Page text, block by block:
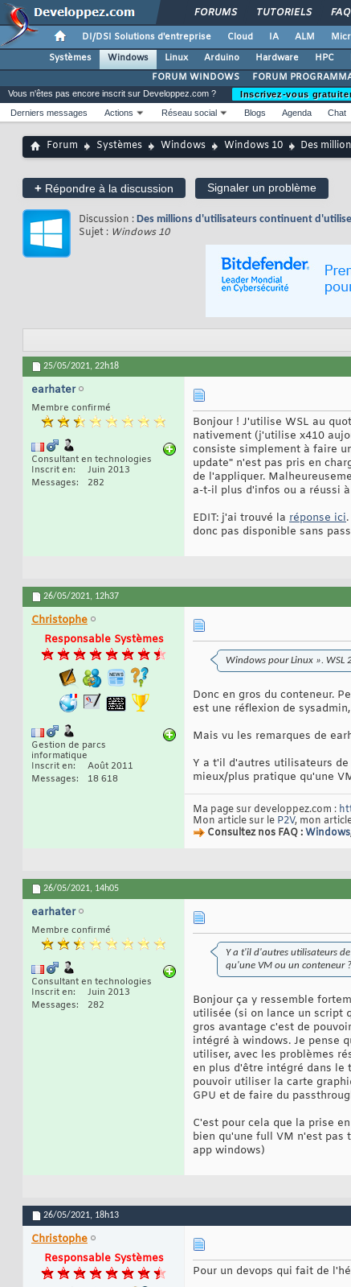
FORUMS TUTORIELS FAQ
DI/DSI Solutions d'entreprise Cloud IA ALM
Systèmes
Windows Linux Arduino Hardware HPC
FORUM WINDOWS
FORUM
Vous n'êtes pas encore inscrit sur Developpez.com ?
Inscrivez-vous
Derniers messages
Actions Réseau social Blogs Agenda Chat
Forum Systèmes Windows Windows 10 Des
+ Répondre à la discussion Signaler un problème
Discussion : Des millions d'utilisateurs continuent
Sujet : Windows 10
25/05/2021, 22h18
earhater
Membre confirmé
Consultant en technologies
Inscrit en
Juin 2013
Messages
282
Bonjour ! J'utilise WSL au
nativement (j'utilise x410
consiste simplement à faire
update" n'est pas pris en
de l'appliquer.
a-t-il plus d'infos ou a réussi
EDIT: j'ai trouvé la réponse ici
donc pas disponible sans
26/05/2021, 12h37
Christophe
Responsable Systèmes
Gestion de parcs
informatique
Inscrit en
Août 2011
Messages
18 618
Windows pour Linux ». WSL
Donc en gros du conteneur.
est une réflexion de
Mais vu les remarques de
Y a t'il d'autres utilisateurs
mieux/plus pratique qu'une
Ma page sur developpez.com :
Mon article sur le P2V, mon
Consultez nos FAQ :Windows
26/05/2021, 14h05
earhater
Membre confirmé
Consultant en technologies
Inscrit en
Juin 2013
Messages
282
Y a t'il d'autres utilisateurs
qu'une VM ou un conteneur ?
Bonjour ça y ressemble
utilisée (si on lance un script
gros avantage c'est de
intégré à windows. Je pense
utiliser, avec les problèmes
en plus d'être intégré dans le
pouvoir utiliser la carte
GPU et de faire du
C'est pour cela que la prise
bien qu'une full VM n'est pas
app windows)
26/05/2021, 18h13
Christophe
Responsable Systèmes
Pour un devops qui fait de